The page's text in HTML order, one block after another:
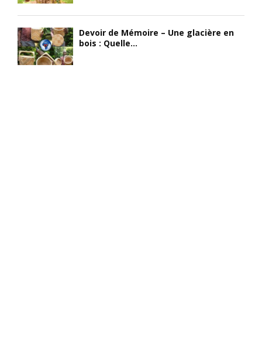
Devoir de Mémoire – Une glacière en
bois : Quelle...